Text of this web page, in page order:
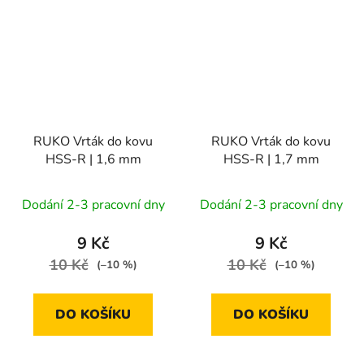
RUKO Vrták do kovu
HSS-R | 1,6 mm
Dodání 2-3 pracovní dny
9 Kč
10 Kč (–10 %)
DO KOŠÍKU
RUKO Vrták do kovu
HSS-R | 1,7 mm
Dodání 2-3 pracovní dny
9 Kč
10 Kč (–10 %)
DO KOŠÍKU